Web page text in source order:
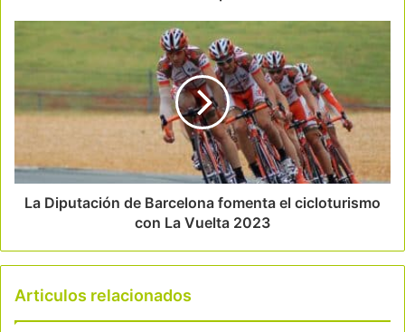
La Diputación de Barcelona fomenta el cicloturismo
con La Vuelta 2023
Articulos relacionados